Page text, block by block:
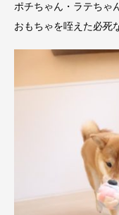
ポチちゃん・ラテちゃ
おもちゃを咥えた必死